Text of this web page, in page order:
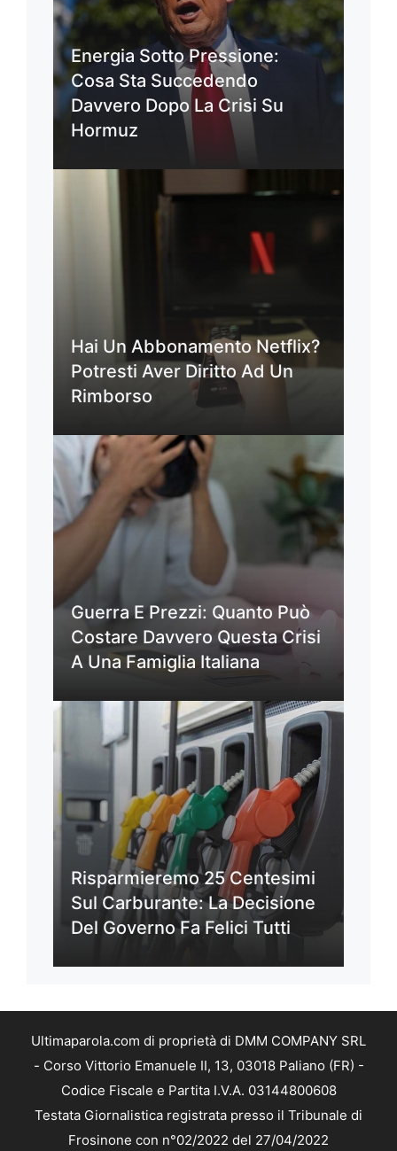
Energia Sotto Pressione:
Cosa Sta Succedendo
Davvero Dopo La Crisi Su
Hormuz
Hai Un Abbonamento Netflix?
Potresti Aver Diritto Ad Un
Rimborso
Guerra E Prezzi: Quanto Può
Costare Davvero Questa Crisi
A Una Famiglia Italiana
Risparmieremo 25 Centesimi
Sul Carburante: La Decisione
Del Governo Fa Felici Tutti
Ultimaparola.com di proprietà di DMM COMPANY SRL
- Corso Vittorio Emanuele II, 13, 03018 Paliano (FR) -
Codice Fiscale e Partita I.V.A. 03144800608
Testata Giornalistica registrata presso il Tribunale di
Frosinone con n°02/2022 del 27/04/2022